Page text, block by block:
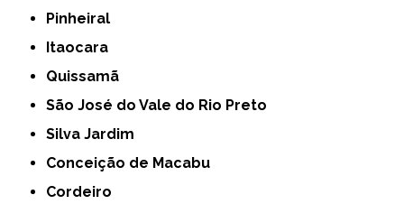
Pinheiral
Itaocara
Quissamã
São José do Vale do Rio Preto
Silva Jardim
Conceição de Macabu
Cordeiro